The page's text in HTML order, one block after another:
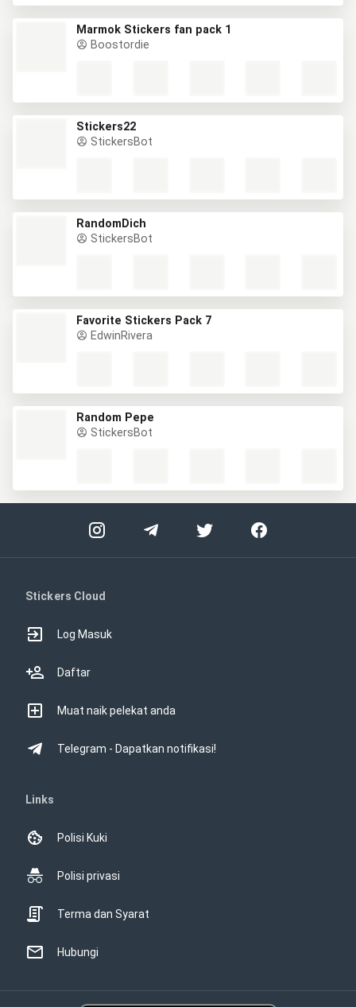
Marmok Stickers fan pack 1
Boostordie
Stickers22
StickersBot
RandomDich
StickersBot
Favorite Stickers Pack 7
EdwinRivera
Random Pepe
StickersBot
Stickers Cloud
Log Masuk
Daftar
Muat naik pelekat anda
Telegram - Dapatkan notifikasi!
Links
Polisi Kuki
Polisi privasi
Terma dan Syarat
Hubungi